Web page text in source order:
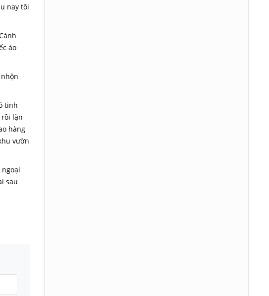
nay tôi
áo
tinh
lặn
hàng
vườn
sau